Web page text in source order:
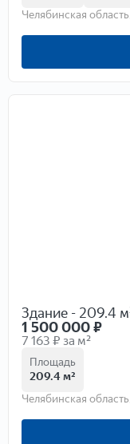
Челябинская
Здание - 209.4
1 500 000₽
7 163 ₽ за м²
Площадь
209.4 м²
Челябинская